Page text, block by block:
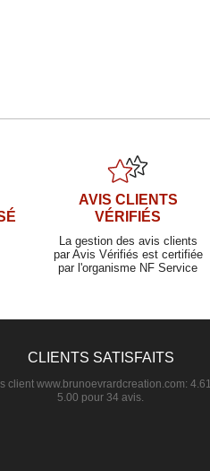
AVIS CLIENTS
VÉRIFIÉS
La gestion des avis clients
par Avis Vérifiés est certifiée
par l'organisme NF Service
CLIENTS SATISFAITS
client www.brunoevrardcreation.com: 4.61
5.00 pour 34 avis.